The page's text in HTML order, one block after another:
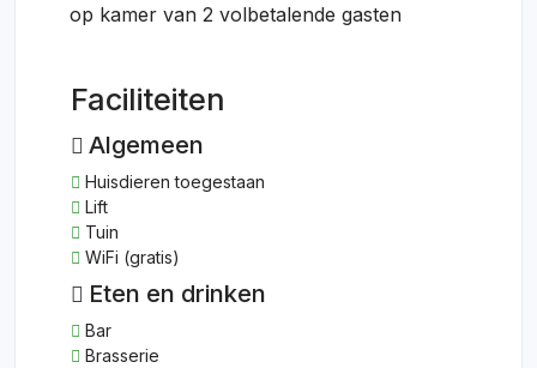
op kamer van 2 volbetalende gasten
Faciliteiten
Algemeen
Huisdieren toegestaan
Lift
Tuin
WiFi (gratis)
Eten en drinken
Bar
Brasserie